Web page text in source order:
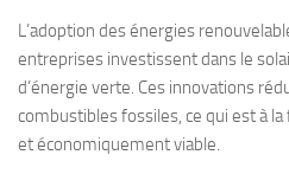
L’adoption desénergies
entreprises investissent dans le
d’énergie verte. Ces innovations
combustibles fossiles, ce qui est à
et économiquement viable.